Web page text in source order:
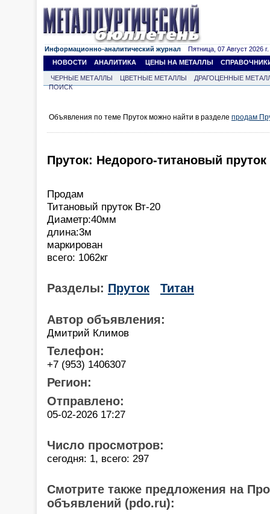
Информационно-аналитический журнал Пятница, 07 Август 2026 г.
НОВОСТИ
АНАЛИТИКА ЦЕНЫ НА МЕТАЛЛЫ
ЧЕРНЫЕ МЕТАЛЛЫ ЦВЕТНЫЕ МЕТАЛЛЫ
ДРАГОЦЕННЫЕ
ПОИСК
Объявления по теме Пруток можно найти в разделе продам
Пруток: Недорого-титановый пруток
Продам
Титановый пруток Вт-20
Диаметр:40мм
длина:3м
маркирован
всего: 1062кг
Разделы: Пруток Титан
Автор объявления:
Дмитрий Климов
Телефон:
+7 (953) 1406307
Регион:
Отправлено:
05-02-2026 17:27
Число просмотров:
сегодня: 1, всего: 297
Смотрите также предложения на
объявлений (pdo.ru):